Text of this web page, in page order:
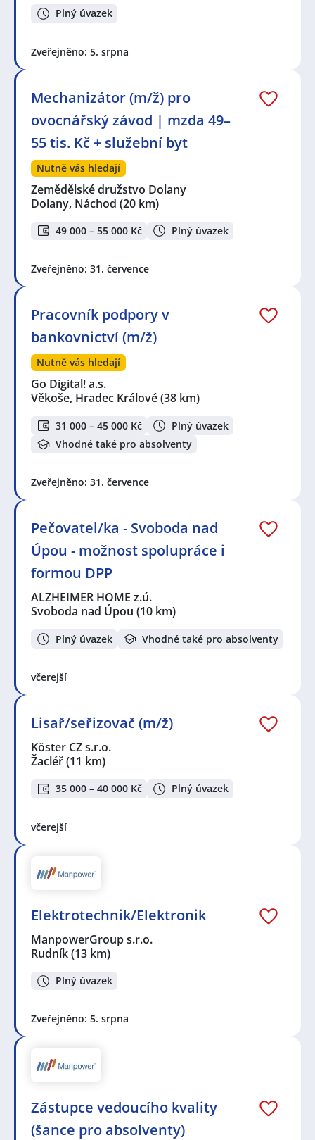
Plný úvazek
Zveřejněno: 5. srpna
Mechanizátor (m/ž) pro
ovocnářský závod | mzda 49–
55 tis. Kč + služební byt
Nutně vás hledají
Zemědělské družstvo Dolany
Dolany, Náchod (20 km)
49 000 – 55 000 Kč Plný úvazek
Zveřejněno: 31. července
Pracovník podpory v
bankovnictví (m/ž)
Nutně vás hledají
Go Digital! a.s.
Věkoše, Hradec Králové(38 km)
31 000 – 45 000 Kč
Plný úvazek
Vhodné také pro absolventy
Zveřejněno: 31. července
Pečovatel/ka - Svoboda nad
Úpou - možnost spolupráce i
formou DPP
ALZHEIMER HOME z.ú.
Svoboda nad Úpou (10 km)
Plný úvazek Vhodné také pro absolventy
včerejší
Lisař/seřizovač (m/ž)
Köster CZ s.r.o.
Žacléř(11 km)
35 000 – 40 000 Kč Plný úvazek
včerejší
Elektrotechnik/Elektronik
ManpowerGroup s.r.o.
Rudník(13 km)
Plný úvazek
Zveřejněno: 5. srpna
Zástupce vedoucího kvality
(šance pro absolventy)